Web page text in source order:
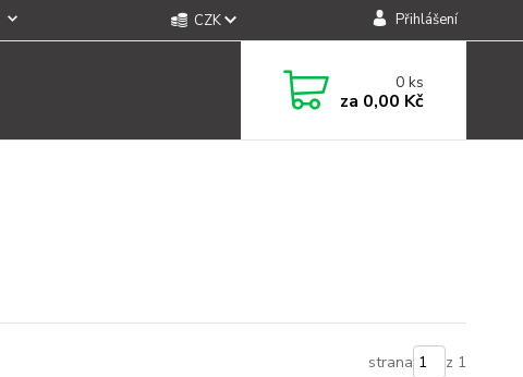
CZK Přihlášení
0ks
za 0,00 Kč
strana z 1